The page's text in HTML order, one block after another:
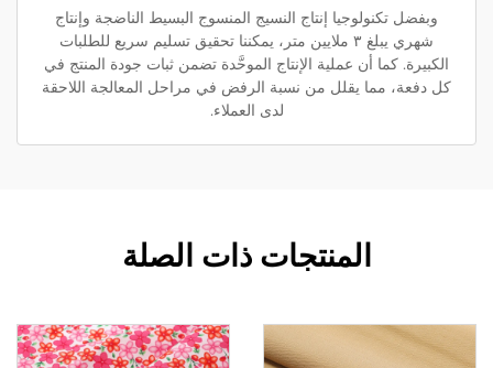
وبفضل تكنولوجيا إنتاج النسيج المنسوج البسيط الناضجة وإنتاج
شهري يبلغ ٣ ملايين متر، يمكننا تحقيق تسليم سريع للطلبات
الكبيرة. كما أن عملية الإنتاج الموحَّدة تضمن ثبات جودة المنتج في
كل دفعة، مما يقلل من نسبة الرفض في مراحل المعالجة اللاحقة
لدى العملاء.
المنتجات ذات الصلة